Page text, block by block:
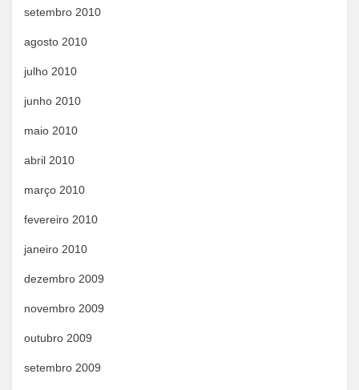
setembro 2010
agosto 2010
julho 2010
junho 2010
maio 2010
abril 2010
março 2010
fevereiro 2010
janeiro 2010
dezembro 2009
novembro 2009
outubro 2009
setembro 2009